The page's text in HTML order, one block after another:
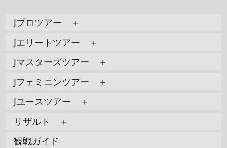
Jプロツアー ＋
Jエリートツアー ＋
Jマスターズツアー ＋
Jフェミニンツアー ＋
Jユースツアー ＋
リザルト ＋
観戦ガイド